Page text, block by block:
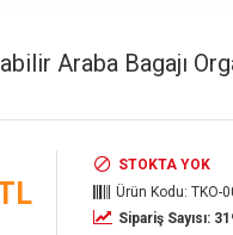
Araba Bagajı
STOKTA YOK
Ürün Kodu: TKO-
Sipariş Sayısı: